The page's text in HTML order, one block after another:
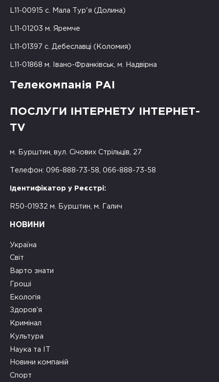
L11-00915 с. Мала Тур'я (Долина)
L11-01203 м. Яремче
L11-01397 с. Дебеславці (Коломия)
L11-01868 м. Івано-Франківськ, м. Надвірна
Телекомпанія РАІ
ПОСЛУГИ ІНТЕРНЕТУ ІНТЕРНЕТ-
TV
м. Бурштин, вул. Січових Стрільців, 27
Телефон: 096-888-73-58, 066-888-73-58
Ідентифікатор у Реєстрі:
R50-01932 м. Бурштин, м. Галич
НОВИНИ
Україна
Світ
Варто знати
Гроші
Екологія
Здоров’я
Кримінал
Культура
Наука та ІТ
Новини компаній
Спорт